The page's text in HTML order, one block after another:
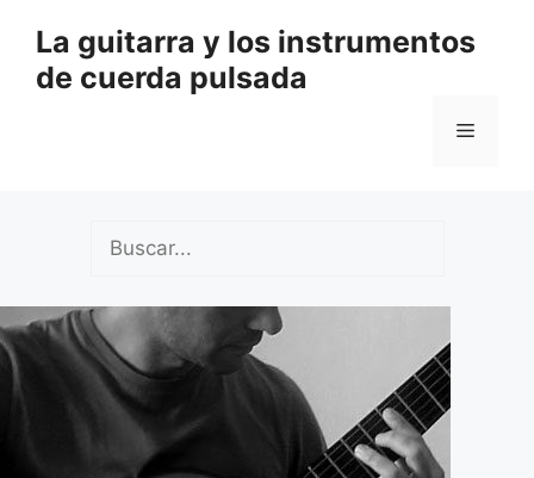
contenido
La guitarra y los instrumentos
de cuerda pulsada
Menú